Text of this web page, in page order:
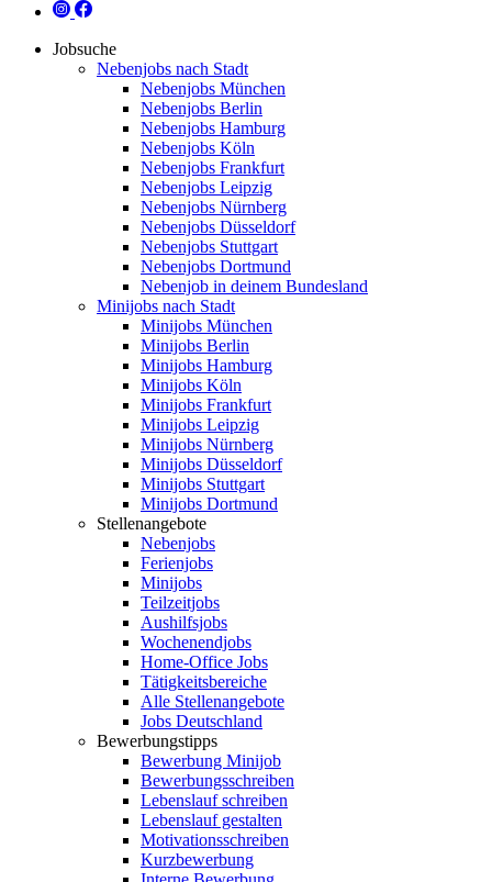
Jobsuche
Nebenjobs nach Stadt
Nebenjobs München
Nebenjobs Berlin
Nebenjobs Hamburg
Nebenjobs Köln
Nebenjobs Frankfurt
Nebenjobs Leipzig
Nebenjobs Nürnberg
Nebenjobs Düsseldorf
Nebenjobs Stuttgart
Nebenjobs Dortmund
Nebenjob in deinem Bundesland
Minijobs nach Stadt
Minijobs München
Minijobs Berlin
Minijobs Hamburg
Minijobs Köln
Minijobs Frankfurt
Minijobs Leipzig
Minijobs Nürnberg
Minijobs Düsseldorf
Minijobs Stuttgart
Minijobs Dortmund
Stellenangebote
Nebenjobs
Ferienjobs
Minijobs
Teilzeitjobs
Aushilfsjobs
Wochenendjobs
Home-Office Jobs
Tätigkeitsbereiche
Alle Stellenangebote
Jobs Deutschland
Bewerbungstipps
Bewerbung Minijob
Bewerbungsschreiben
Lebenslauf schreiben
Lebenslauf gestalten
Motivationsschreiben
Kurzbewerbung